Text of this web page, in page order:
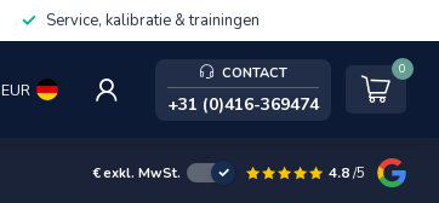
Service, kalibratie & trainingen
EUR
CONTACT
+31 (0)416-369474
0
€exkl. MwSt. 4.8/5